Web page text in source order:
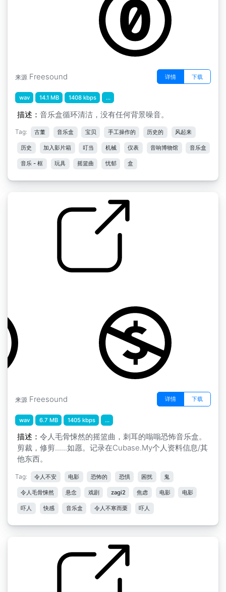
来源 Freesound 详情 下载
wav 14.1 MB 1408 kbps ...
描述： 音乐盒循环清洁，没有任何背景噪音。
Tag: 古董 音乐盒 宝贝 手工操作的 历史的 风起来
历史 加入影片箱 叮当 机械 仪表 音响博物馆 音乐盒
音乐 - 框 玩具 摇篮曲 忧郁 盒
来源 Freesound 详情 下载
wav 6.7 MB 1405 kbps ...
描述： 令人毛骨悚然的摇篮曲，刺耳的嗡嗡恐怖音乐盒。
剪裁，修剪......如愿。记录在Cubase.My个人资料信息/其
他东西。
Tag: 令人不安 电影 恐怖的 恐惧 困扰 鬼
令人毛骨悚然 悬念 戏剧 zagi2 焦虑 电影 电影
吓人 快感 音乐盒 令人不寒而栗 吓人